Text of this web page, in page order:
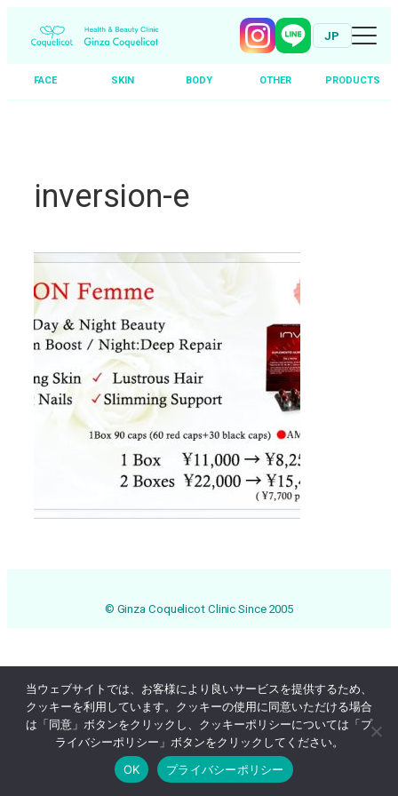
JP
FACE SKIN BODY OTHER PRODUCTS
Online Reservation 03-3569-1233
inversion-e
© Ginza Coquelicot Clinic Since 2005
当ウェブサイトでは、お客様により良いサービスを提供するため、
クッキーを利用しています。クッキーの使用に同意いただける場合
は「同意」ボタンをクリックし、クッキーポリシーについては「プ
ライバシーポリシー」ボタンをクリックしてください。
OK
プライバシーポリシー